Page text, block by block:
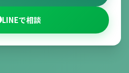
LINEで相談